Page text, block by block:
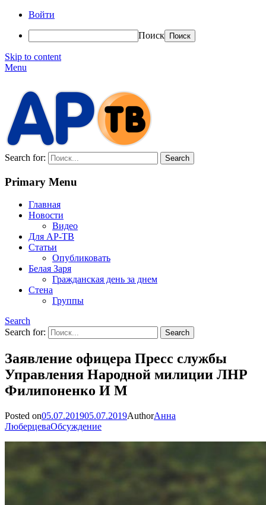
Войти
Поиск
Skip to content
Menu
Search for:
Primary Menu
Главная
Новости
Видео
Для АР-ТВ
Статьи
Опубликовать
Белая Заря
Гражданская день за днем
Стена
Группы
Search
Search for:
Заявление офицера Пресс службы
Управления Народной милиции ЛНР
Филипоненко И М
Posted on05.07.201905.07.2019AuthorАнна
ЛюберцеваОбсуждение